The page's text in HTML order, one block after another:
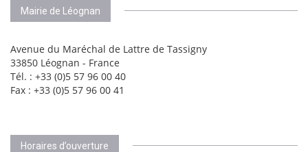
Mairie de Léognan
Avenue du Maréchal de Lattre de Tassigny
33850 Léognan - France
Tél. : +33 (0)5 57 96 00 40
Fax : +33 (0)5 57 96 00 41
Horaires d’ouverture